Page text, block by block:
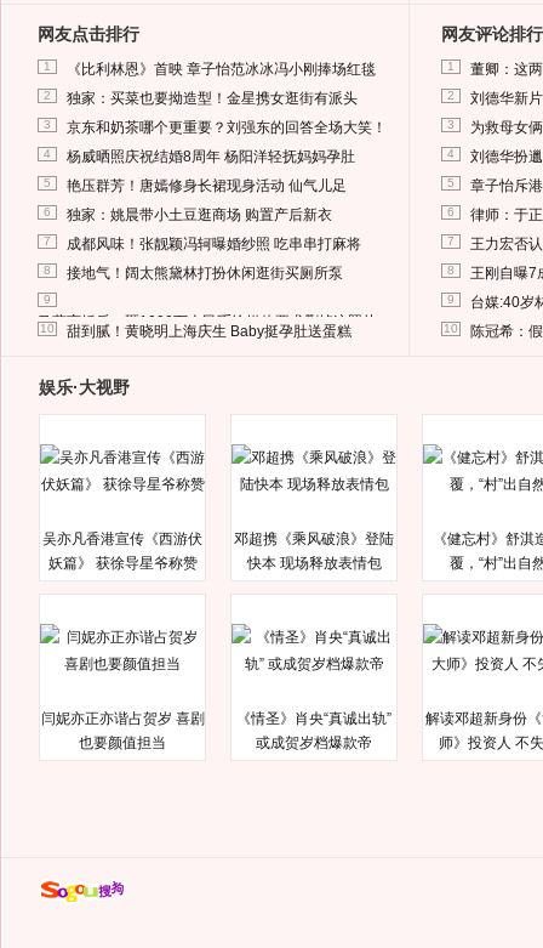
网友点击排行
1 《比利林恩》首映 章子怡范冰冰冯小刚捧场红毯
2 独家：买菜也要拗造型！金星携女逛街有派头
3 京东和奶茶哪个更重要？刘强东的回答全场大笑！
4 杨威晒照庆祝结婚8周年 杨阳洋轻抚妈妈孕肚
5 艳压群芳！唐嫣修身长裙现身活动 仙气儿足
6 独家：姚晨带小土豆逛商场 购置产后新衣
7 成都风味！张靓颖冯轲曝婚纱照 吃串串打麻将
8 接地气！阔太熊黛林打扮休闲逛街买厕所泵
9
马蓉离婚后，砸1000万人民币给媒体要求删掉这照片
10 甜到腻！黄晓明上海庆生 Baby挺孕肚送蛋糕
网友评论排行
1 董卿：这
2 刘德华新
3 为救母女
4 刘德华扮
5 章子怡斥
6 律师：于
7 王力宏否
8 王刚自曝7
9 台媒:40岁
10 陈冠希：
娱乐·大视野
吴亦凡香港宣传《西游伏
妖篇》 获徐导星爷称赞
邓超携《乘风破浪》登陆
快本 现场释放表情包
《健忘村》舒淇
覆，“村”出自
闫妮亦正亦谐占贺岁 喜剧
也要颜值担当
《情圣》肖央“真诚出轨”
或成贺岁档爆款帝
解读邓超新身份
师》投资人 不